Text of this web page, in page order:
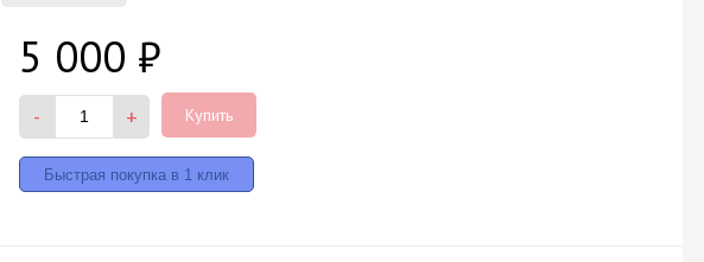
5 000 ₽
- + Купить